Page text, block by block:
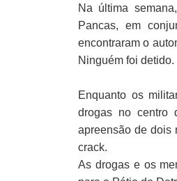
Na última
Pancas, em
encontraram o
Ninguém foi detido.
Enquanto os
drogas no centro
apreensão de dois
crack.
As drogas e os